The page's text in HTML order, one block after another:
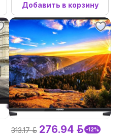
Добавить в корзину
313.17 р. 276.94 р. -12%